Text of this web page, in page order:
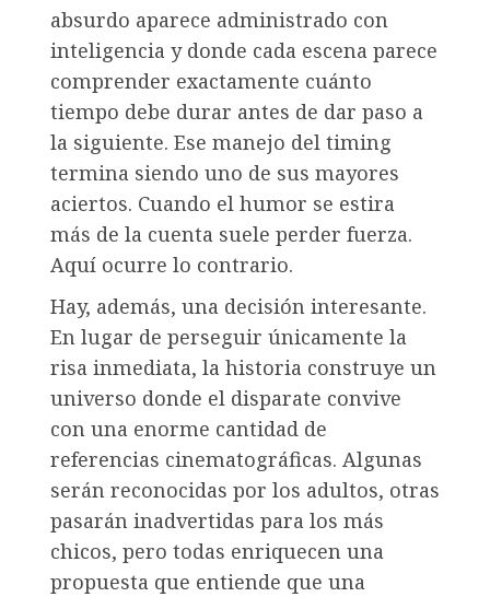
absurdo aparece administrado con
inteligencia y donde cada escena parece
comprender exactamente cuánto
tiempo debe durar antes de dar paso a
la siguiente. Ese manejo del timing
termina siendo uno de sus mayores
aciertos. Cuando el humor se estira
más de la cuenta suele perder fuerza.
Aquí ocurre lo contrario.
Hay, además, una decisión interesante.
En lugar de perseguir únicamente la
risa inmediata, la historia construye un
universo donde el disparate convive
con una enorme cantidad de
referencias cinematográficas. Algunas
serán reconocidas por los adultos, otras
pasarán inadvertidas para los más
chicos, pero todas enriquecen una
propuesta que entiende que una